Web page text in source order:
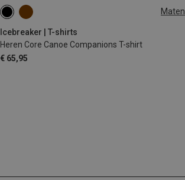
Maten
Icebreaker | T-shirts
Heren Core Canoe Companions T-shirt
€ 65,95
M L